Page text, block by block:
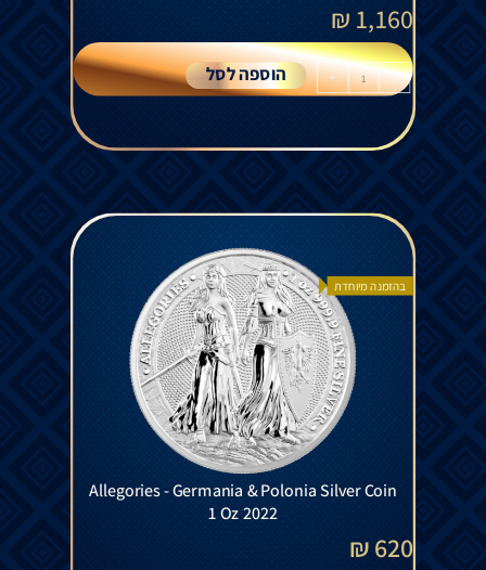
1,160
₪
-
+ הוספה לסל
בהזמנה מיוחדת
Allegories - Germania & Polonia Silver Coin
1 Oz 2022
620 ₪